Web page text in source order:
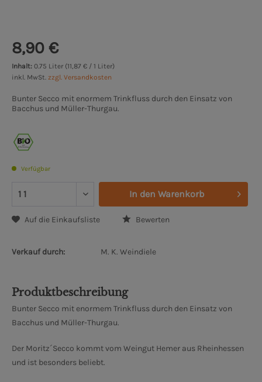
8,90 €
Inhalt: 0.75 Liter (11,87 € / 1 Liter)
inkl. MwSt. zzgl. Versandkosten
Bunter Secco mit enormem Trinkfluss durch den Einsatz von
Bacchus und Müller-Thurgau.
Verfügbar
In den Warenkorb
Auf die Einkaufsliste Bewerten
Verkauf durch: M. K. Weindiele
Produktbeschreibung
Bunter Secco mit enormem Trinkfluss durch den Einsatz von
Bacchus und Müller-Thurgau.
Der Moritz´Secco kommt vom Weingut Hemer aus Rheinhessen
und ist besonders beliebt.